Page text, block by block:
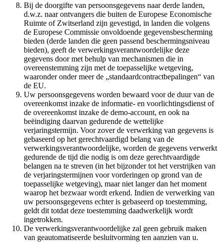
Bij de doorgifte van persoonsgegevens naar derde landen,
d.w.z. naar ontvangers die buiten de Europese Economische
Ruimte of Zwitserland zijn gevestigd, in landen die volgens
de Europese Commissie onvoldoende gegevensbescherming
bieden (derde landen die geen passend beschermingsniveau
bieden), geeft de verwerkingsverantwoordelijke deze
gegevens door met behulp van mechanismen die in
overeenstemming zijn met de toepasselijke wetgeving,
waaronder onder meer de „standaardcontractbepalingen“ van
de EU.
Uw persoonsgegevens worden bewaard voor de duur van de
overeenkomst inzake de informatie- en voorlichtingsdienst of
de overeenkomst inzake de demo-account, en ook na
beëindiging daarvan gedurende de wettelijke
verjaringstermijn. Voor zover de verwerking van gegevens is
gebaseerd op het gerechtvaardigd belang van de
verwerkingsverantwoordelijke, worden de gegevens verwerkt
gedurende de tijd die nodig is om deze gerechtvaardigde
belangen na te streven (in het bijzonder tot het verstrijken van
de verjaringstermijnen voor vorderingen op grond van de
toepasselijke wetgeving), maar niet langer dan het moment
waarop het bezwaar wordt erkend. Indien de verwerking van
uw persoonsgegevens echter is gebaseerd op toestemming,
geldt dit totdat deze toestemming daadwerkelijk wordt
ingetrokken.
De verwerkingsverantwoordelijke zal geen gebruik maken
van geautomatiseerde besluitvorming ten aanzien van u.